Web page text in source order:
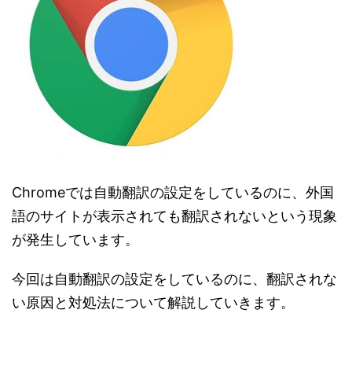
Chromeでは自動翻訳の設定をしているのに、外国
語のサイトが表示されても翻訳されないという現象
が発生しています。
今回は自動翻訳の設定をしているのに、翻訳されな
い原因と対処法について解説していきます。